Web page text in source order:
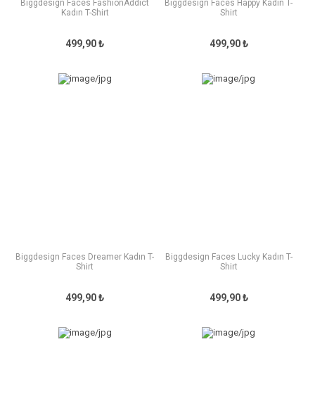
Biggdesign Faces FashionAddict
Kadın T-Shirt
499,90 ₺
Biggdesign Faces Happy Kadın T-
Shirt
499,90 ₺
Biggdesign Faces Dreamer Kadın T-
Shirt
499,90 ₺
Biggdesign Faces Lucky Kadın T-
Shirt
499,90 ₺